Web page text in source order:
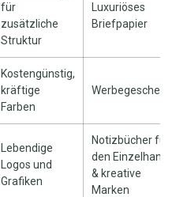
für
zusätzliche
Struktur
Luxuriöses
Briefpapier
Kostengünstig,
kräftige
Farben
Lebendige
Logos und
Grafiken
Notizbücher für
den Einzelhandel
& kreative
Marken